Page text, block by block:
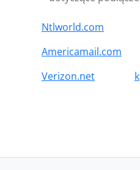
Ntlworld.com
Americamail.com
Verizon.net